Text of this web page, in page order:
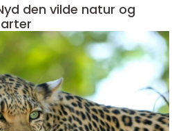
den vilde natur og